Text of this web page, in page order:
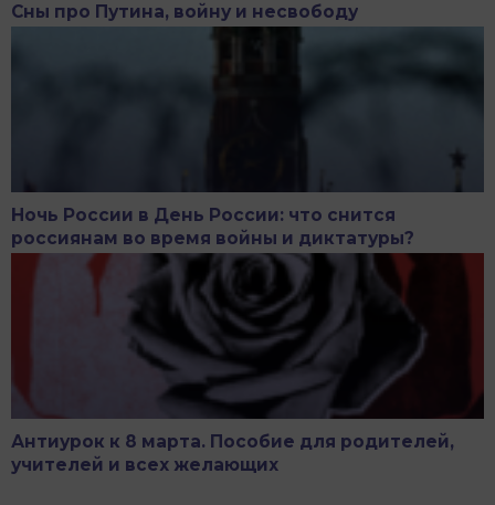
Сны про Путина, войну и несвободу
Ночь России в День России: что снится
россиянам во время войны и диктатуры?
Антиурок к 8 марта. Пособие для родителей,
учителей и всех желающих